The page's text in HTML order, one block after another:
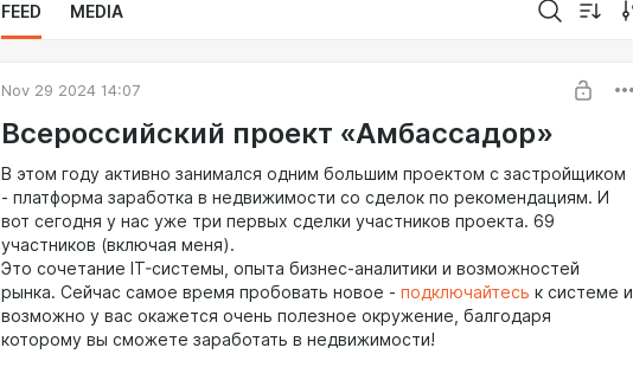
FEED MEDIA
Nov 29 2024 14:07
Всероссийский проект «Амбассадор»
В этом году активно занимался одним большим проектом с застройщиком
- платформа заработка в недвижимости со сделок по рекомендациям. И
вот сегодня у нас уже три первых сделки участников проекта. 69
участников (включая меня).
Это сочетание IT-системы, опыта бизнес-аналитики и возможностей
рынка. Сейчас самое время пробовать новое - подключайтесь к системе и
возможно у вас окажется очень полезное окружение, балгодаря
которому вы сможете заработать в недвижимости!